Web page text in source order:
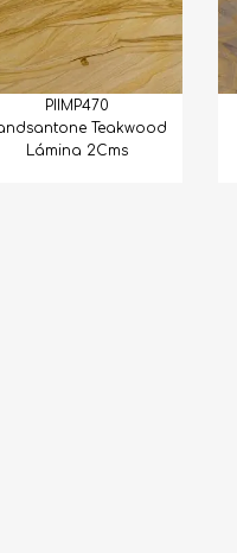
PIIMP470
Teakwood
Lámina 2Cms